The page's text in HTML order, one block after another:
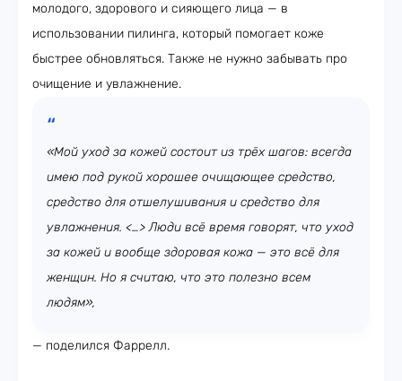
молодого, здорового и сияющего лица — в
использовании пилинга, который помогает коже
быстрее обновляться. Также не нужно забывать про
очищение и увлажнение.
«Мой уход за кожей состоит из трёх шагов: всегда
имею под рукой хорошее очищающее средство,
средство для отшелушивания и средство для
увлажнения. <…> Люди всё время говорят, что уход
за кожей и вообще здоровая кожа — это всё для
женщин. Но я считаю, что это полезно всем
людям»,
— поделился Фаррелл.